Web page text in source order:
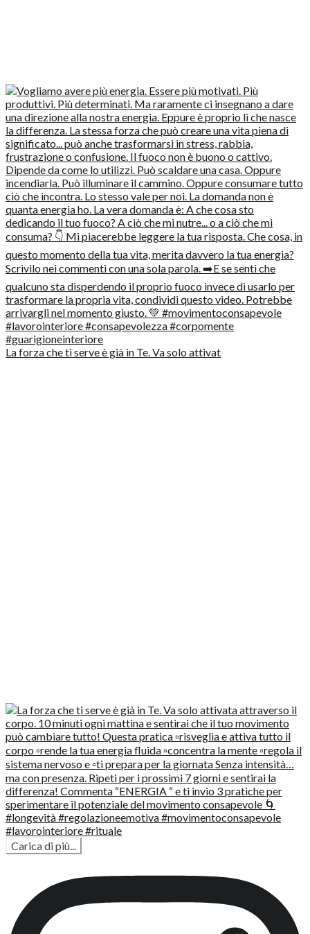
La forza che ti serve è già in Te. Va solo attivat
Carica di più...